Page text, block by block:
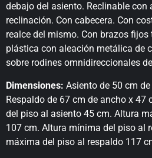
debajo del asiento. Reclinable con
reclinación. Con cabecera. Con
realce del mismo. Con brazos
plástica con aleación metálica de
sobre rodines omnidireccionales
Dimensiones: Asiento de 50 cm
Respaldo de 67 cm de ancho x 47
del piso al asiento 45 cm. Altura
107 cm. Altura mínima del piso al
máxima del piso al respaldo 117